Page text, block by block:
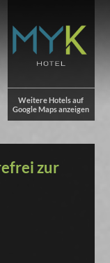
Weitere Hotels auf
Google Maps anzeigen
zur